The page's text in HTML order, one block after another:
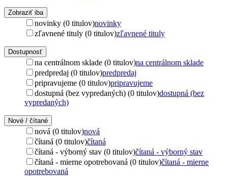
Zobraziť iba
novinky (0 titulov)novinky
zľavnené tituly (0 titulov)zľavnené tituly
Dostupnosť
na centrálnom sklade (0 titulov)na centrálnom sklade
predpredaj (0 titulov)predpredaj
pripravujeme (0 titulov)pripravujeme
dostupná (bez vypredaných) (0 titulov)dostupná (bez
vypredaných)
Nové / čítané
nová (0 titulov)nová
čítaná (0 titulov)čítaná
čítaná - výborný stav (0 titulov)čítaná - výborný stav
čítaná - mierne opotrebovaná (0 titulov)čítaná - mierne
opotrebovaná